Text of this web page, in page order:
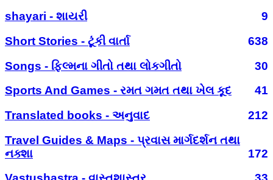
shayari - શાયરી
9
Short Stories - ટૂંકી વાર્તા
638
Songs - ફિલ્મના ગીતો તથા લોકગીતો
30
Sports And Games - રમત ગમત તથા ખેલ કૂદ
41
Translated books - અનુવાદ
212
Travel Guides & Maps - પ્રવાસ માર્ગદર્શન તથા
નક્શા
172